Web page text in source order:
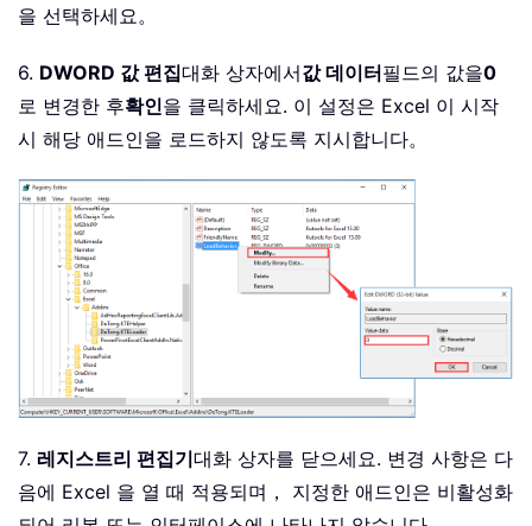
을 선택하세요。
6. DWORD 값 편집대화 상자에서값 데이터필드의 값을0
로 변경한 후확인을 클릭하세요. 이 설정은 Excel 이 시작
시 해당 애드인을 로드하지 않도록 지시합니다。
7. 레지스트리 편집기대화 상자를 닫으세요. 변경 사항은 다
음에 Excel 을 열 때 적용되며， 지정한 애드인은 비활성화